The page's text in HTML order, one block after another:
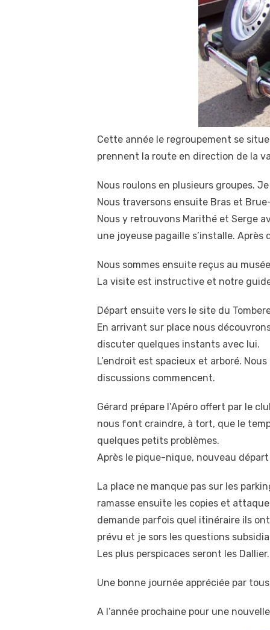
Cette année le regroupement se
prennent la route en direction de la
Nous roulons en plusieurs groupes.
Nous traversons ensuite Bras et
Nous y retrouvons Marithé et Serge
une joyeuse pagaille s’installe.
Nous sommes ensuite reçus au
La visite est instructive et notre
Départ ensuite vers le site du
En arrivant sur place nous
discuter quelques instants avec lui.
L’endroit est spacieux et arboré.
discussions commencent.
Gérard prépare l’Apéro offert par le
nous font craindre, à tort, que le
quelques petits problèmes.
Après le pique-nique, nouveau
La place ne manque pas sur les
ramasse ensuite les copies et
demande parfois quel itinéraire ils
prévu et je sors les questions
Les plus perspicaces seront les
Une bonne journée appréciée par
A l’année prochaine pour une